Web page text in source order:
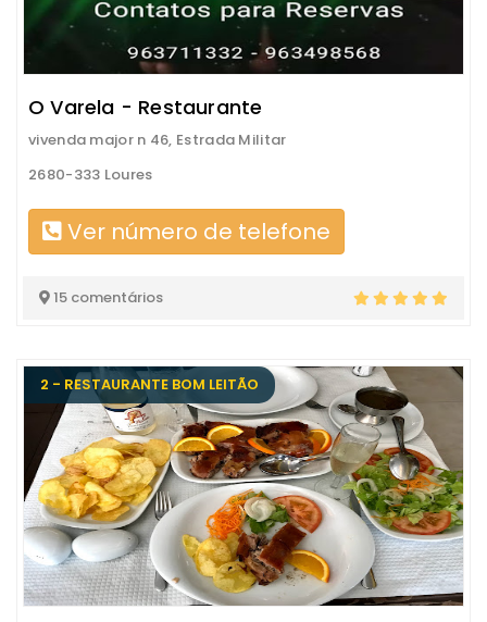
O Varela - Restaurante
vivenda major n 46, Estrada Militar
2680-333 Loures
Ver número de telefone
15 comentários
2 - RESTAURANTE BOM LEITÃO